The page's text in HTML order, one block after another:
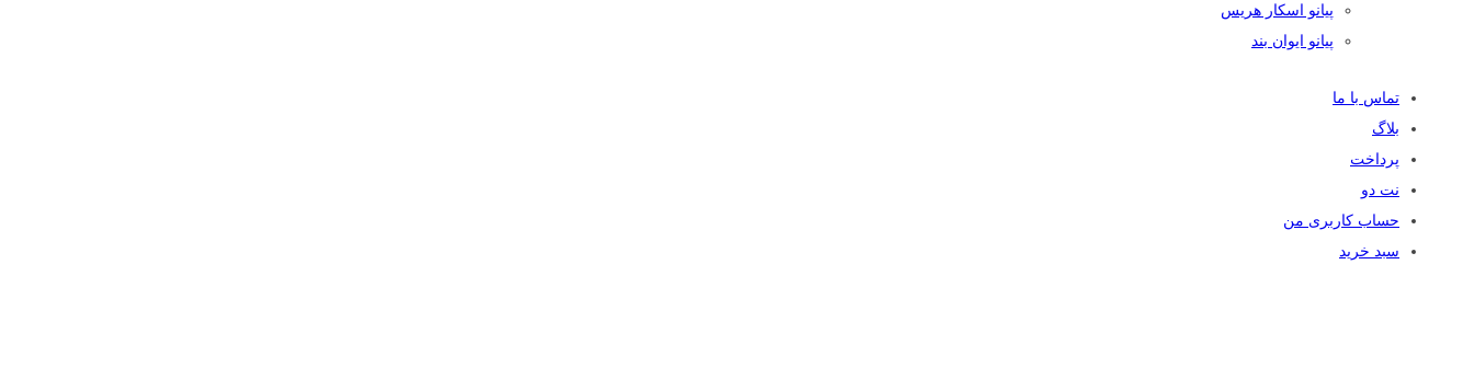
پیانو اسکار هریس
پیانو ایوان بند
تماس با ما
بلاگ
پرداخت
نت دو
حساب کاربری من
سبد خرید